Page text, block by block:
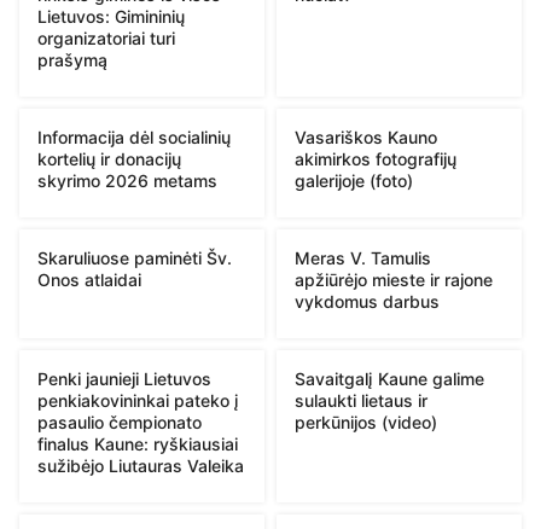
Lietuvos: Gimininių
organizatoriai turi
prašymą
Informacija dėl socialinių
kortelių ir donacijų
skyrimo 2026 metams
Vasariškos Kauno
akimirkos fotografijų
galerijoje (foto)
Skaruliuose paminėti Šv.
Onos atlaidai
Meras V. Tamulis
apžiūrėjo mieste ir rajone
vykdomus darbus
Penki jaunieji Lietuvos
penkiakovininkai pateko į
pasaulio čempionato
finalus Kaune: ryškiausiai
sužibėjo Liutauras Valeika
Savaitgalį Kaune galime
sulaukti lietaus ir
perkūnijos (video)